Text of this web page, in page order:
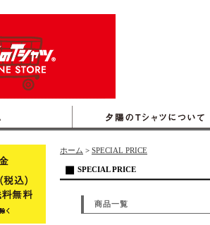
ホーム > SPECIAL PRICE
SPECIAL PRICE
商品一覧